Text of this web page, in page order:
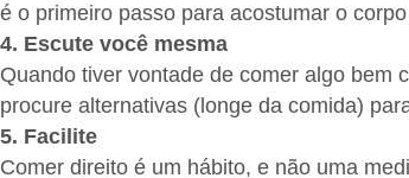
é o primeiro passo para acostumar o
4. Escute você mesma
Quando tiver vontade de comer algo bem
procure alternativas (longe da comida)
5. Facilite
Comer direito é um hábito, e não uma